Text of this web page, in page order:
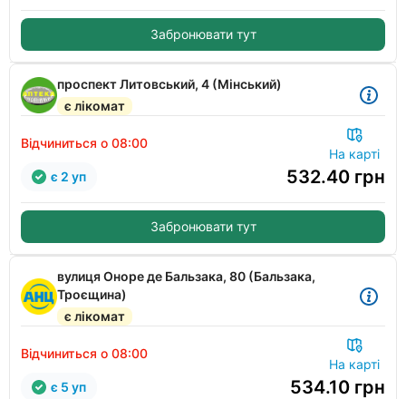
Забронювати тут
проспект Литовський, 4 (Мінський)
є лікомат
Відчиниться о 08:00
На карті
532.40 грн
є 2 уп
Забронювати тут
вулиця Оноре де Бальзака, 80 (Бальзака,
Троєщина)
є лікомат
Відчиниться о 08:00
На карті
534.10 грн
є 5 уп